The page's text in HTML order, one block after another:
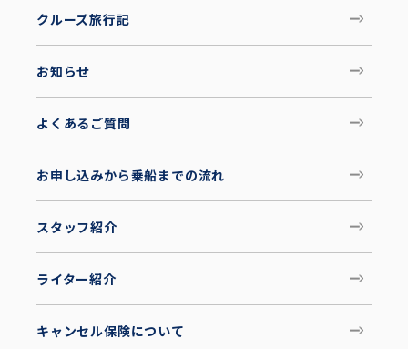
クルーズ旅行記
お知らせ
よくあるご質問
お申し込みから乗船までの流れ
スタッフ紹介
ライター紹介
キャンセル保険について